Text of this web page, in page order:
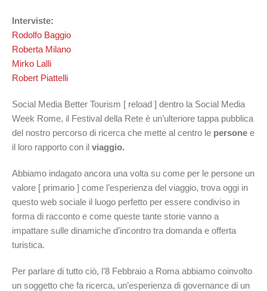
Interviste:
Rodolfo Baggio
Roberta Milano
Mirko Lalli
Robert Piattelli
Social Media Better Tourism [ reload ] dentro la Social Media
Week Rome, il Festival della Rete è un’ulteriore tappa pubblica
del nostro percorso di ricerca che mette al centro le persone e
il loro rapporto con il viaggio.
Abbiamo indagato ancora una volta su come per le persone un
valore [ primario ] come l’esperienza del viaggio, trova oggi in
questo web sociale il luogo perfetto per essere condiviso in
forma di racconto e come queste tante storie vanno a
impattare sulle dinamiche d’incontro tra domanda e offerta
turistica.
Per parlare di tutto ciò, l’8 Febbraio a Roma abbiamo coinvolto
un soggetto che fa ricerca, un’esperienza di governance di un